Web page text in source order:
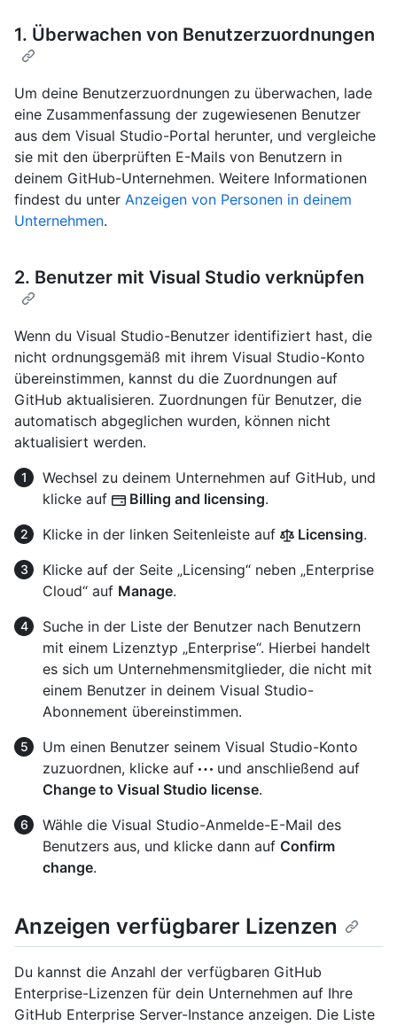
1. Überwachen von Benutzerzuordnungen
Um deine Benutzerzuordnungen zu überwachen, lade
eine Zusammenfassung der zugewiesenen Benutzer
aus dem Visual Studio-Portal herunter, und vergleiche
sie mit den überprüften E-Mails von Benutzern in
deinem GitHub-Unternehmen. Weitere Informationen
findest du unter Anzeigen von Personen in deinem
Unternehmen.
2. Benutzer mit Visual Studio verknüpfen
Wenn du Visual Studio-Benutzer identifiziert hast, die
nicht ordnungsgemäß mit ihrem Visual Studio-Konto
übereinstimmen, kannst du die Zuordnungen auf
GitHub aktualisieren. Zuordnungen für Benutzer, die
automatisch abgeglichen wurden, können nicht
aktualisiert werden.
Wechsel zu deinem Unternehmen auf GitHub, und
klicke auf
Billing and licensing.
Klicke in der linken Seitenleiste auf
Licensing.
Klicke auf der Seite „Licensing“ neben „Enterprise
Cloud“ auf Manage.
Suche in der Liste der Benutzer nach Benutzern
mit einem Lizenztyp „Enterprise“. Hierbei handelt
es sich um Unternehmensmitglieder, die nicht mit
einem Benutzer in deinem Visual Studio-
Abonnement übereinstimmen.
Um einen Benutzer seinem Visual Studio-Konto
zuzuordnen, klicke auf
und anschließend auf
Change to Visual Studio license.
Wähle die Visual Studio-Anmelde-E-Mail des
Benutzers aus, und klicke dann auf Confirm
change.
Anzeigen verfügbarer Lizenzen
Du kannst die Anzahl der verfügbaren GitHub
Enterprise-Lizenzen für dein Unternehmen auf Ihre
GitHub Enterprise Server-Instance anzeigen. Die Liste